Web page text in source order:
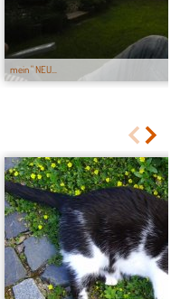
mein " NEU...